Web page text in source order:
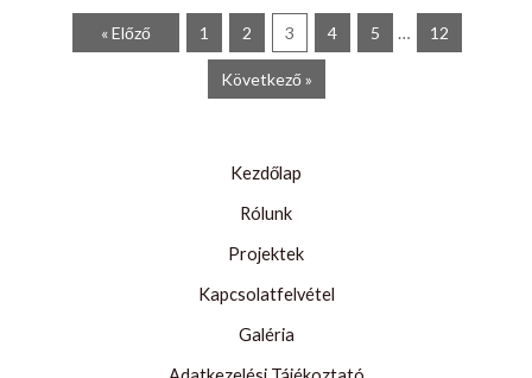
« Előző 1 2 3 4 5 … 12
Következő »
Kezdőlap
Rólunk
Projektek
Kapcsolatfelvétel
Galéria